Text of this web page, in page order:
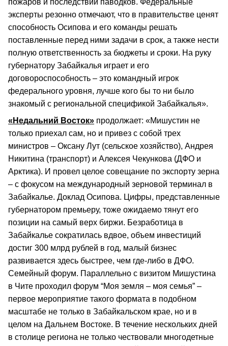
пожаров и последствий паводков. Федеральные
эксперты резонно отмечают, что в правительстве ценят
способность Осипова и его команды решать
поставленные перед ними задачи в срок, а также нести
полную ответственность за бюджеты и сроки. На руку
губернатору Забайкалья играет и его
договороспособность – это командный игрок
федерального уровня, лучше кого бы то ни было
знакомый с региональной спецификой Забайкалья».
«Недальний Восток» продолжает: «Мишустин не
только приехал сам, но и привез с собой трех
министров – Оксану Лут (сельское хозяйство), Андрея
Никитина (транспорт) и Алексея Чекункова (ДФО и
Арктика). И провел целое совещание по экспорту зерна
– с фокусом на международный зерновой терминал в
Забайкалье. Доклад Осипова. Цифры, представленные
губернатором премьеру, тоже ожидаемо тянут его
позиции на самый верх биржи. Безработица в
Забайкалье сократилась вдвое, объем инвестиций
достиг 300 млрд рублей в год, малый бизнес
развивается здесь быстрее, чем где-либо в ДФО.
Семейный форум. Параллельно с визитом Мишустина
в Чите проходил форум “Моя земля – моя семья” –
первое мероприятие такого формата в подобном
масштабе не только в Забайкальском крае, но и в
целом на Дальнем Востоке. В течение нескольких дней
в столице региона не только чествовали многодетные